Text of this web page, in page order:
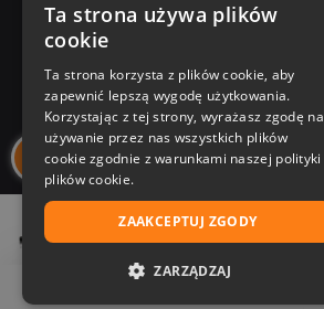
26,18 zł
Zakupy u nas
Nasza oferta
Nasi autorzy
Ta strona używa plików
cookie
Ta strona korzysta z plików cookie, aby
zapewnić lepszą wygodę użytkowania.
Korzystając z tej strony, wyrażasz zgodę na
używanie przez nas wszystkich plików
cookie zgodnie z warunkami naszej polityki
plików cookie.
ZAAKCEPTUJ ZGODY
ZARZĄDZAJ